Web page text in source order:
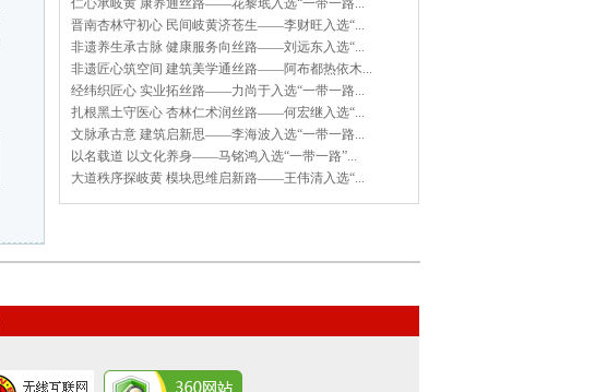
仁心承岐黄 康养通丝路——花黎珉入选“一带一路...
晋南杏林守初心 民间岐黄济苍生——李财旺入选“...
非遗养生承古脉 健康服务向丝路——刘远东入选“...
非遗匠心筑空间 建筑美学通丝路——阿布都热依木...
经纬织匠心 实业拓丝路——力尚于入选“一带一路...
扎根黑土守医心 杏林仁术润丝路——何宏继入选“...
文脉承古意 建筑启新思——李海波入选“一带一路...
以名载道 以文化养身——马铭鸿入选“一带一路”...
大道秩序探岐黄 模块思维启新路——王伟清入选“...